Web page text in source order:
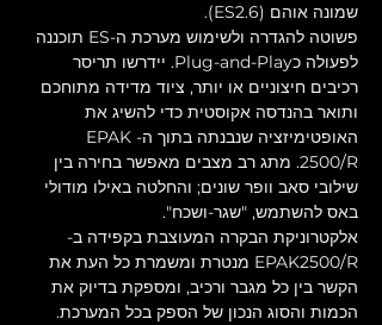
שמונה אוהם (ES2.6).
פשוטה להגדרה ולשימוש מערכת ה-ES תוכננה
לפעולה כPlug-and-Play. יידרשו תריסר
רכיבים חיצוניים או יותר, ציוד מדידה מתוחכם
ותואר בהנדסה אקוסטית כדי להשיג את
האופטימיזציה שנבנתה בתוך ה-EPAK
2500/R. מתג רב מצבים מאפשר בחירה בין
שילובי סאב וופר שונים; והחלטה באילו מודולי
באס להשתמש, "שגר-ושכח".
אלקטרוניקת הבקרה המעוצבת בקפידה ב-
EPAK2500/R מנטרת ומשמרת כל העת את
הקשר בין כל מגבר ורכיב, ומספקת בדיוק את
הכמות והסוג הנכון של הספק בכל המערכת.